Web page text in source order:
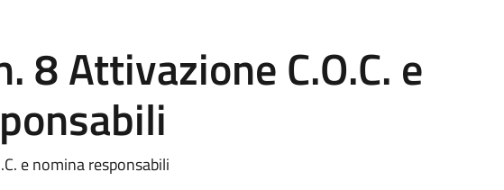
8 Attivazione C.O.C. e
e nomina responsabili